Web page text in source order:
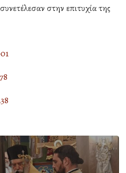
στην επιτυχία της